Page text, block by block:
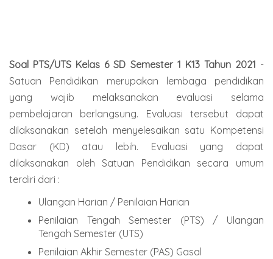
Soal PTS/UTS Kelas 6 SD Semester 1 K13 Tahun 2021 -
Satuan Pendidikan merupakan lembaga pendidikan
yang wajib melaksanakan evaluasi selama
pembelajaran berlangsung. Evaluasi tersebut dapat
dilaksanakan setelah menyelesaikan satu Kompetensi
Dasar (KD) atau lebih. Evaluasi yang dapat
dilaksanakan oleh Satuan Pendidikan secara umum
terdiri dari :
Ulangan Harian / Penilaian Harian
Penilaian Tengah Semester (PTS) / Ulangan
Tengah Semester (UTS)
Penilaian Akhir Semester (PAS) Gasal